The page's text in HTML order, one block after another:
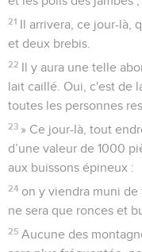
21 Il arrivera, ce jour-là,
et deux brebis.
22 Il y aura une telle
lait caillé. Oui, c'est de
toutes les personnes
23 » Ce jour-là, tout
d’une valeur de 1000
aux buissons épineux :
24 on y viendra muni de
ne sera que ronces et
25 Aucune des